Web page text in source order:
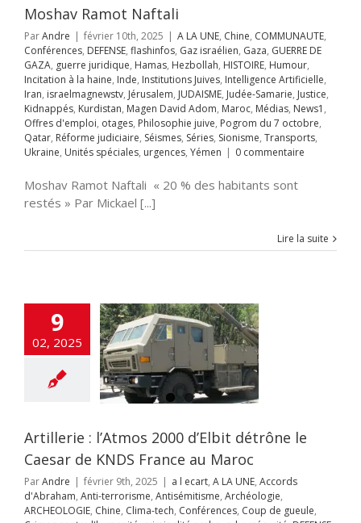
Adom
Maroc
News1 Offres
otages
juive Pogrom
Qatar
judiciaire
Séries Sionisme
Ukraine Unités
urgences Yémen
Moshav Ramot Naftali
ParAndre | février 10th, 2025 | A LA UNE, Chine, COMMUNAUTE,
Conférences, DEFENSE, flashinfos, Gaz israélien, Gaza, GUERRE DE
GAZA, guerre juridique, Hamas, Hezbollah, HISTOIRE, Humour,
Incitation à la haine, Inde, Institutions Juives, Intelligence Artificielle,
Iran, israelmagnewstv, Jérusalem, JUDAISME, Judée-Samarie, Justice,
Kidnappés, Kurdistan, Magen David Adom, Maroc, Médias, News1 ,
Offres d'emploi, otages, Philosophie juive, Pogrom du 7 octobre,
Qatar, Réforme judiciaire, Séismes, Séries, Sionisme, Transports,
Ukraine, Unités spéciales, urgences, Yémen | 0 commentaire
Moshav Ramot Naftali « 20 % des habitants sont
restés » Par Mickael [...]
Lire la suite
9
02, 2025
: l’Atmos 2000
détrône le
KNDS France
LA UNE
Accords
Anti-
Antisémitisme
Conférences
flashinfos
Gaz israélien
DE GAZA
Hamas
HISTOIRE
Iran
JUDAISME
Justice
Kurdistan
Adom Maroc
Artillerie : l’Atmos 2000 d’Elbit détrône le
Caesar de KNDS France au Maroc
ParAndre | février 9th, 2025 | a l ecart, A LA UNE, Accords
d'Abraham, Anti-terrorisme, Antisémitisme, Archéologie,
ARCHEOLOGIE, Chine, Clima-tech, Conférences, Coup de gueule,